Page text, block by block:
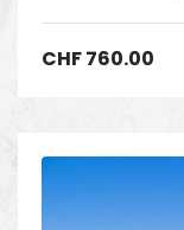
CHF760.00